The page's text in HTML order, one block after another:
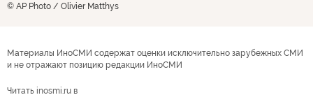
© AP Photo / Olivier Matthys
Материалы ИноСМИ содержат оценки исключительно зарубежных СМИ
и не отражают позицию редакции ИноСМИ
Читать inosmi.ru в